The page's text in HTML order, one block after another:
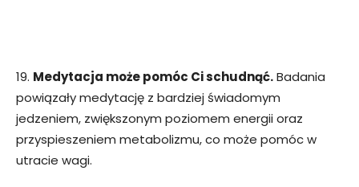
19. Medytacja może pomóc Ci schudnąć.Badania
powiązały medytację z bardziej świadomym
jedzeniem, zwiększonym poziomem energii oraz
przyspieszeniem metabolizmu, co może pomóc w
utracie wagi.